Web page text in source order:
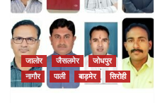
जालोर जैसलमेर
जोधपुर
नागौर
पाली बाड़मेर सिरोही